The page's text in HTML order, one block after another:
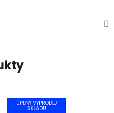
ÚPLNÝ VÝPRODEJ
SKLADU